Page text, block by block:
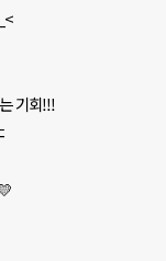
기회!!!